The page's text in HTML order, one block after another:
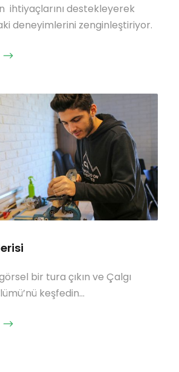
ihtiyaçlarını destekleyerek
deneyimlerini zenginleştiriyor.
bir tura çıkın ve Çalgı
keşfedin…